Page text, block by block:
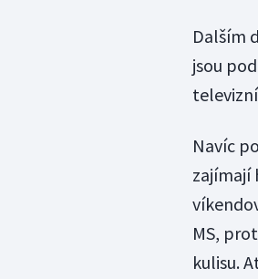
Dalším
jsou
Navíc
zajímají
MS,
kulisu.